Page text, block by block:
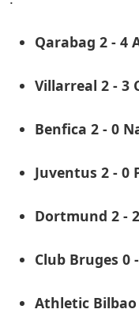
Qarabag 2 - 4
Villarreal 2 - 3
Benfica 2 - 0
Juventus 2 - 0
Dortmund 2 -
Club Bruges 0
Athletic Bilbao